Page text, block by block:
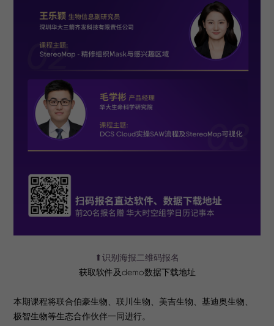
⬆识别海报二维码报名
获取软件及demo数据下载地址
本期课程将联合伯豪生物、联川生物、美吉生物、基迪奥生物、
极智生物等生态合作伙伴一同进行。